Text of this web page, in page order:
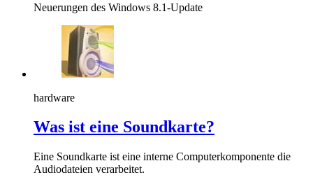
Neuerungen des Windows 8.1-Update
hardware
Was ist eine Soundkarte?
Eine Soundkarte ist eine interne Computerkomponente die
Audiodateien verarbeitet.